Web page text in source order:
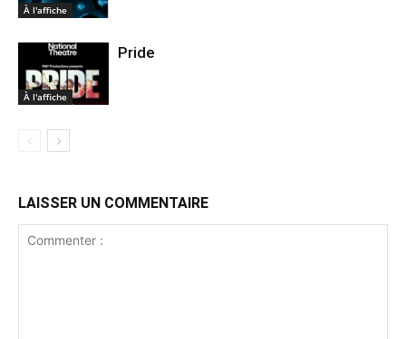
À l'affiche
À l'affiche
Pride
LAISSER UN COMMENTAIRE